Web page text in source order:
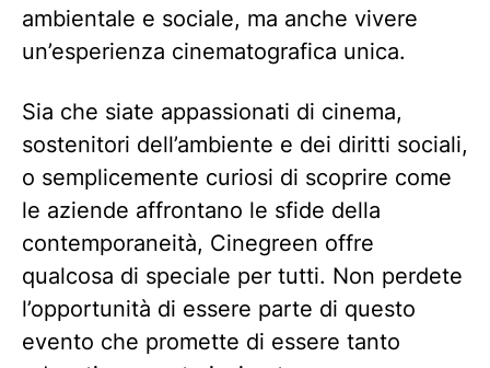
ambientale e sociale, ma anche vivere
un’esperienza cinematografica unica.
Sia che siate appassionati di cinema,
sostenitori dell’ambiente e dei diritti sociali,
o semplicemente curiosi di scoprire come
le aziende affrontano le sfide della
contemporaneità, Cinegreen offre
qualcosa di speciale per tutti. Non perdete
l’opportunità di essere parte di questo
evento che promette di essere tanto